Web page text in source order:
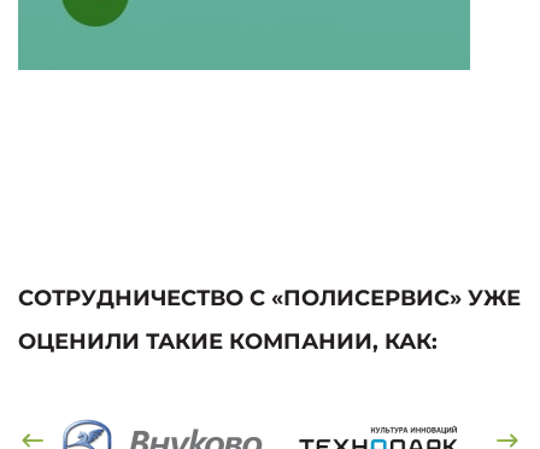
СОТРУДНИЧЕСТВО С «ПОЛИСЕРВИС» УЖЕ
ОЦЕНИЛИ ТАКИЕ КОМПАНИИ, КАК: